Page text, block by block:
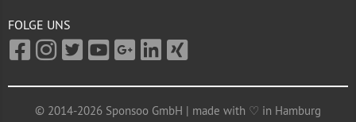
FOLGE UNS
© 2014-2026 Sponsoo GmbH | made with ♡ in Hamburg